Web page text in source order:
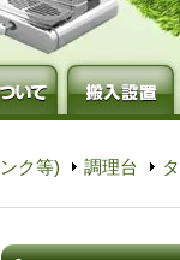
ク等) 調理台